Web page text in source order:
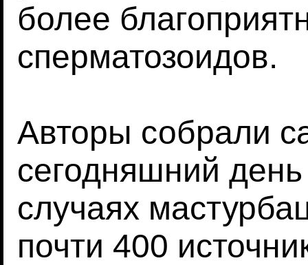
более
сперматозоидов.
Авторы собрали
сегодняшний
случаях
почти 400